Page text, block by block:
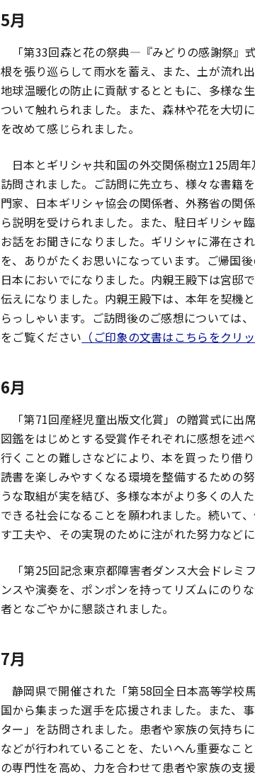
5月
「第33回森と花の祭典―『みどりの感謝祭』
根を張り巡らして雨水を蓄え、また、土が流れ
地球温暖化の防止に貢献するとともに、多様な
ついて触れられました。また、森林や花を大切
を改めて感じられました。
日本とギリシャ共和国の外交関係樹立125周
訪問されました。ご訪問に先立ち、様々な書籍
門家、日本ギリシャ協会の関係者、外務省の関
ら説明を受けられました。また、駐日ギリシャ
お話をお聞きになりました。ギリシャに滞在さ
を、ありがたくお思いになっています。ご帰国
日本においでになりました。内親王殿下は宮邸
伝えになりました。内親王殿下は、本年を契機
らっしゃいます。ご訪問後のご感想については
をご覧ください （ご印象の文書はこちらをクリ
6月
「第71回産経児童出版文化賞」の贈賞式に
図鑑をはじめとする受賞作それぞれに感想を述
行くことの難しさなどにより、本を買ったり借
読書を楽しみやすくなる環境を整備するための
うな取組が実を結び、多様な本がより多くの人
できる社会になることを願われました。続いて
す工夫や、その実現のために注がれた努力など
「第25回記念東京都障害者ダンス大会ドレ
ンスや演奏を、ポンポンを持ってリズムにのり
者となごやかに懇談されました。
7月
静岡県で開催された「第58回全日本高等学校
国から集まった選手を応援されました。また、
ター」を訪問されました。患者や家族の気持ち
などが行われていることを、たいへん重要なこ
の専門性を高め、力を合わせて患者や家族の支